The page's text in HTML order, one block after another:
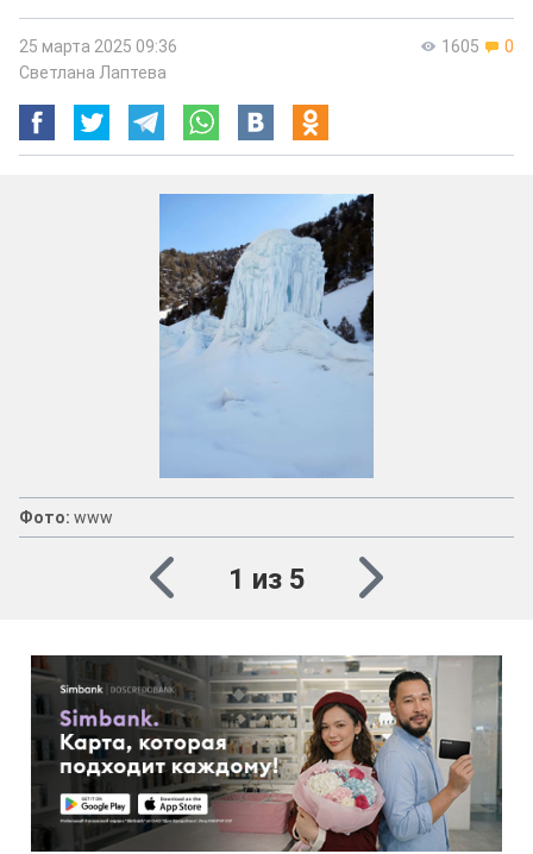
1605 0
25 марта 2025 09:36
Светлана Лаптева
Фото: www
1 из 5